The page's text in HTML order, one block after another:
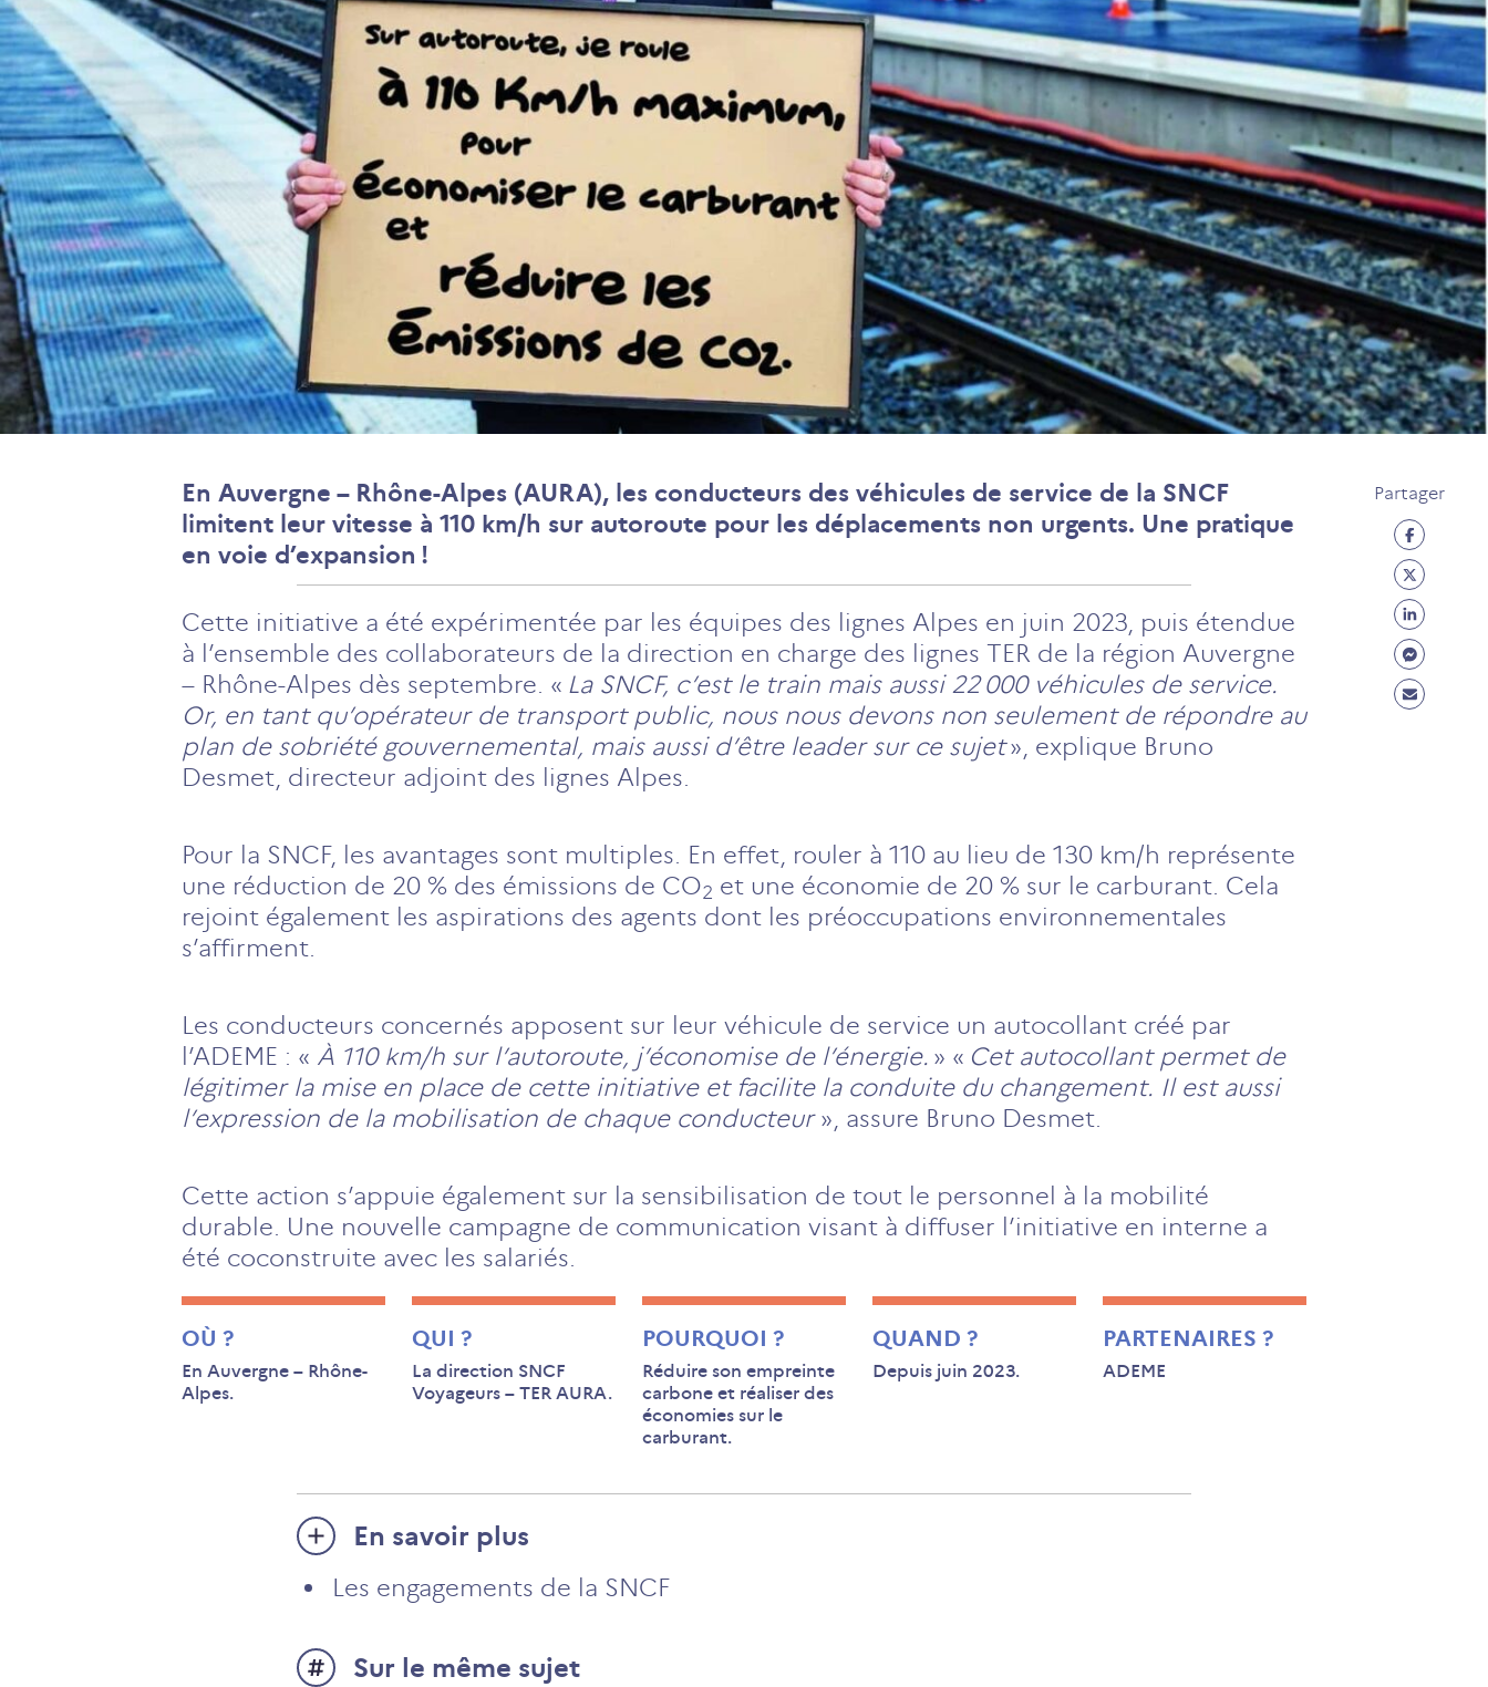
En Auvergne – Rhône-Alpes (AURA), les conducteurs des véhicules de service de la SNCF
limitent leur vitesse à 110 km/h sur autoroute pour les déplacements non urgents. Une pratique
en voie d’expansion !
Partager
Partage
(ouvre
un
nouvel
onglet)
Partage
Twitter
(ouvre
un
nouvel
Partage
(ouvre
un
Partage
(ouvre
Partage
Cette initiative a été expérimentée par les équipes des lignes Alpes en juin 2023, puis étendue
à l’ensemble des collaborateurs de la direction en charge des lignes TER de la région Auvergne
– Rhône-Alpes dès septembre. « La SNCF, c’est le train mais aussi 22 000 véhicules de service.
Or, en tant qu’opérateur de transport public, nous nous devons non seulement de répondre au
plan de sobriété gouvernemental, mais aussi d’être leader sur ce sujet», explique Bruno
Desmet, directeur adjoint des lignes Alpes.
Pour la SNCF, les avantages sont multiples. En effet, rouler à 110 au lieu de 130 km/h représente
une réduction de 20 % des émissions de CO2 et une économie de 20 % sur le carburant. Cela
rejoint également les aspirations des agents dont les préoccupations environnementales
s’affirment.
Les conducteurs concernés apposent sur leur véhicule de service un autocollant créé par
l’ADEME : « À 110 km/h sur l’autoroute, j’économise de l’énergie. » « Cet autocollant permet de
légitimer la mise en place de cette initiative et facilite la conduite du changement. Il est aussi
l’expression de la mobilisation de chaque conducteur», assure Bruno Desmet.
Cette action s’appuie également sur la sensibilisation de tout le personnel à la mobilité
durable. Une nouvelle campagne de communication visant à diffuser l’initiative en interne a
été coconstruite avec les salariés.
OÙ ?
En Auvergne – Rhône-
Alpes.
QUI ?
La direction SNCF
Voyageurs – TER AURA.
POURQUOI ?
Réduire son empreinte
carbone et réaliser des
économies sur le
carburant.
QUAND ?
Depuis juin 2023.
PARTENAIRES ?
ADEME
En savoir plus
Les engagements de la SNCF
Sur le même sujet